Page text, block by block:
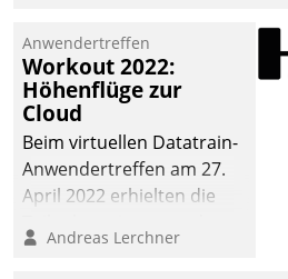
Anwendertreffen
Workout 2022:
Höhenflüge zur
Cloud
Beim virtuellen Datatrain-
Anwendertreffen am 27.
April 2022 erhielten die
Teilnehmer kurzweilige
Andreas Lerchner